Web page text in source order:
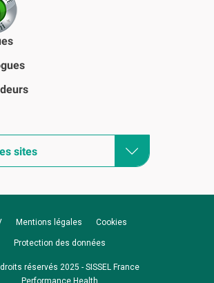
sites
Mentions légales Cookies
Protection des données
réservés 2025 - SISSEL France
Performance Health